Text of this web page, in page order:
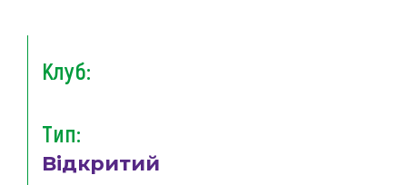
Клуб:
Тип:
Відкритий